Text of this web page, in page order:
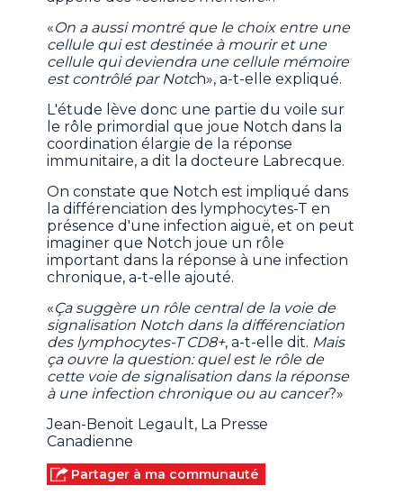
«On a aussi montré que le choix entre une
cellule qui est destinée à mourir et une
cellule qui deviendra une cellule mémoire
est contrôlé par Notch», a-t-elle expliqué.
L'étude lève donc une partie du voile sur
le rôle primordial que joue Notch dans la
coordination élargie de la réponse
immunitaire, a dit la docteure Labrecque.
On constate que Notch est impliqué dans
la différenciation des lymphocytes-T en
présence d'une infection aiguë, et on peut
imaginer que Notch joue un rôle
important dans la réponse à une infection
chronique, a-t-elle ajouté.
«Ça suggère un rôle central de la voie de
signalisation Notch dans la différenciation
des lymphocytes-T CD8+, a-t-elle dit. Mais
ça ouvre la question: quel est le rôle de
cette voie de signalisation dans la réponse
à une infection chronique ou au cancer?»
Jean-Benoit Legault, La Presse
Canadienne
Partager à ma communauté